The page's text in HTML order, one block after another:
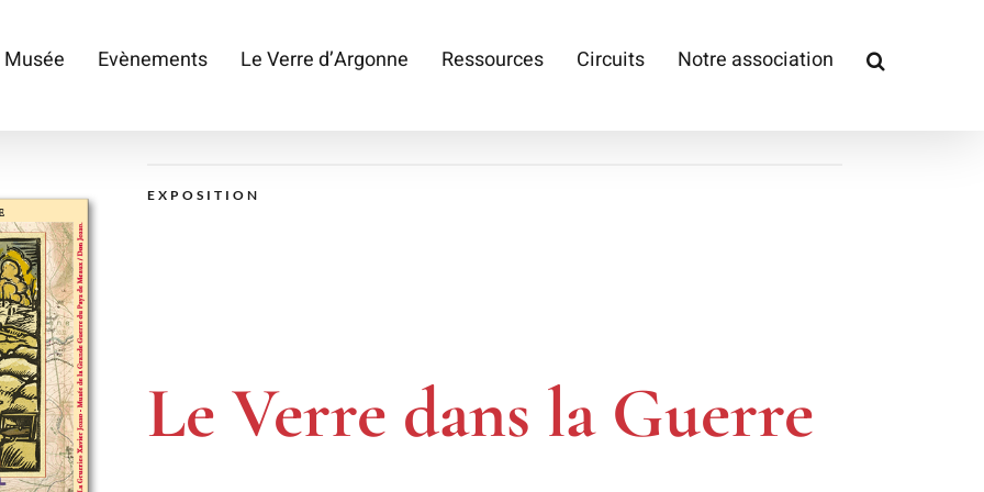
Musée Evènements Le Verre d’Argonne Ressources Circuits Notre association
EXPOSITION
Le Verre dans la Guerre